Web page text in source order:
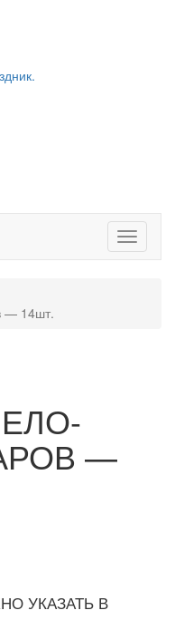
Панель
— 14шт.
—
УКАЗАТЬ В